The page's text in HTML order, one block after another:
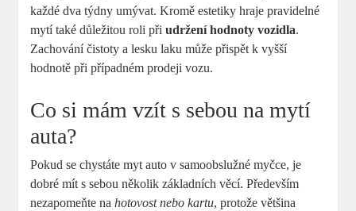
každé dva týdny umývat. Kromě estetiky hraje pravidelné
mytí také důležitou roli přiudržení hodnoty vozidla.
Zachování čistoty a lesku laku může přispět k vyšší
hodnotě při případném prodeji vozu.
Co si mám vzít s sebou na mytí
auta?
Pokud se chystáte myt auto v samoobslužné myčce, je
dobré mít s sebou několik základních věcí. Především
nezapomeňte nahotovost nebo kartu, protože většina